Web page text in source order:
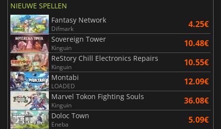
NIEUWE SPELLEN
Fantasy Network
Difmark 4.25€
Sovereign Tower
Kinguin 10.48€
ReStory Chill Electronics Repairs
Kinguin 10.55€
Montabi
LOADED 12.09€
Marvel Tokon Fighting Souls
Kinguin 36.08€
Doloc Town
Eneba 5.09€